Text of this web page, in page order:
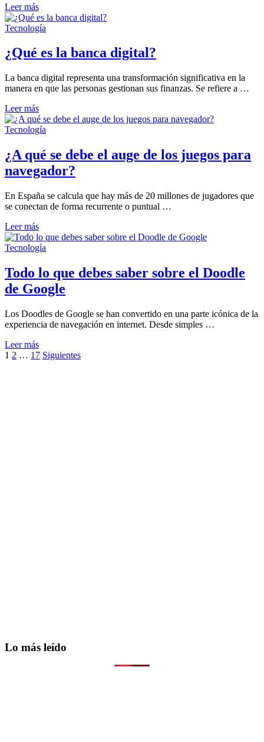
Ventajas
reales
del
de
continuidad
negocio
para
resilientes
Leer más
Tecnología
¿Qué es la banca digital?
La banca digital representa una transformación significativa en la
manera en que las personas gestionan sus finanzas. Se refiere a …
¿Qué
es
la
digital?
Leer más
Tecnología
¿A qué se debe el auge de los juegos para
navegador?
En España se calcula que hay más de 20 millones de jugadores que
se conectan de forma recurrente o puntual …
¿A
qué
se
el
auge
de
juegos
para
navegador?
Leer más
Tecnología
Todo lo que debes saber sobre el Doodle
de Google
Los Doodles de Google se han convertido en una parte icónica de la
experiencia de navegación en internet. Desde simples …
Todo
lo
Leer más
Paginación
1 2 … 17 Siguientes
Lo más leído